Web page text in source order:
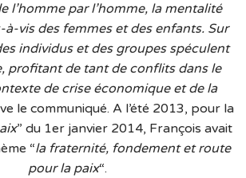
l’homme par l’homme, la mentalité
à-vis des femmes et des enfants. Sur
individus et des groupes spéculent
profitant de tant de conflits dans le
de crise économique et de la
le communiqué. A l’été 2013, pour la
” du 1er janvier 2014, François avait
“la fraternité, fondement et route
pour la paix“.